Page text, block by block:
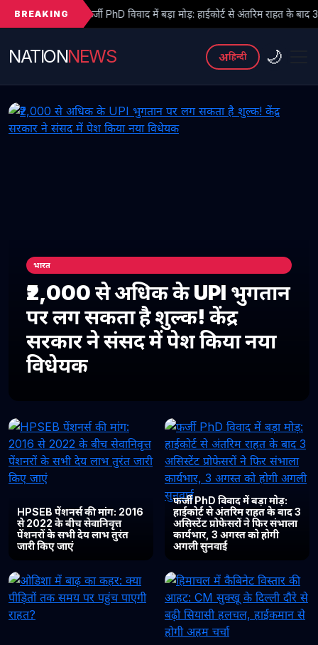
BREAKING
PhD विवाद में बड़ा मोड़: हाईकोर्ट से अंतरिम राहत के बाद 3 असिस्टेंट प्रोफेसरों ने
NATIONNEWS अहिन्दी 🌙
भारत
₹2,000 से अधिक के UPI भुगतान
पर लग सकता है शुल्क! केंद्र
सरकार ने संसद में पेश किया नया
विधेयक
HPSEB पेंशनर्स की मांग: 2016
से 2022 के बीच सेवानिवृत्त
पेंशनरों के सभी देय लाभ तुरंत
जारी किए जाएं
फर्जी PhD विवाद में बड़ा मोड़:
हाईकोर्ट से अंतरिम राहत के बाद 3
असिस्टेंट प्रोफेसरों ने फिर संभाला
कार्यभार, 3 अगस्त को होगी
अगली सुनवाई